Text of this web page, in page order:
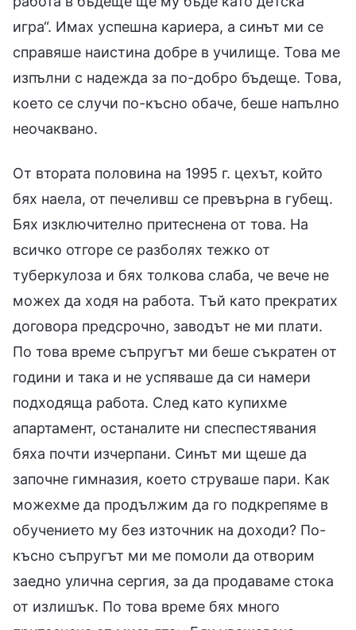
игра“. Имах успешна кариера, а синът ми се
справяше наистина добре в училище. Това ме
изпълни с надежда за по-добро бъдеще. Това,
което се случи по-късно обаче, беше напълно
неочаквано.
От втората половина на 1995 г. цехът, който
бях наела, от печеливш се превърна в губещ.
Бях изключително притеснена от това. На
всичко отгоре се разболях тежко от
туберкулоза и бях толкова слаба, че вече не
можех да ходя на работа. Тъй като прекратих
договора предсрочно, заводът не ми плати.
По това време съпругът ми беше съкратен от
години и така и не успяваше да си намери
подходяща работа. След като купихме
апартамент, останалите ни спеспестявания
бяха почти изчерпани. Синът ми щеше да
започне гимназия, което струваше пари. Как
можехме да продължим да го подкрепяме в
обучението му без източник на доходи? По-
късно съпругът ми ме помоли да отворим
заедно улична сергия, за да продаваме стока
от излишък. По това време бях много